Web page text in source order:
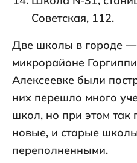
Советская, 112.
Две школы в городе —
микрорайоне
Алексеевке были
них перешло много
школ, но при этом так
новые, и старые
переполненными.